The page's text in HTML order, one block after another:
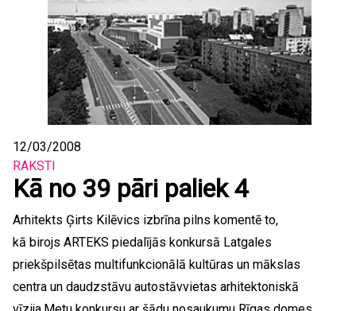
12/03/2008
RAKSTI
Kā no 39 pāri paliek 4
Arhitekts Ģirts Kilēvics izbrīna pilns komentē to,
kā birojs ARTEKS piedalījās konkursā Latgales
priekšpilsētas multifunkcionālā kultūras un mākslas
centra un daudzstāvu autostāvvietas arhitektoniskā